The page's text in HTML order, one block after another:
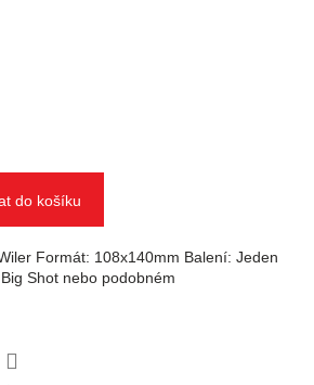
do košíku
Formát: 108x140mm Balení: Jeden
Shot nebo podobném